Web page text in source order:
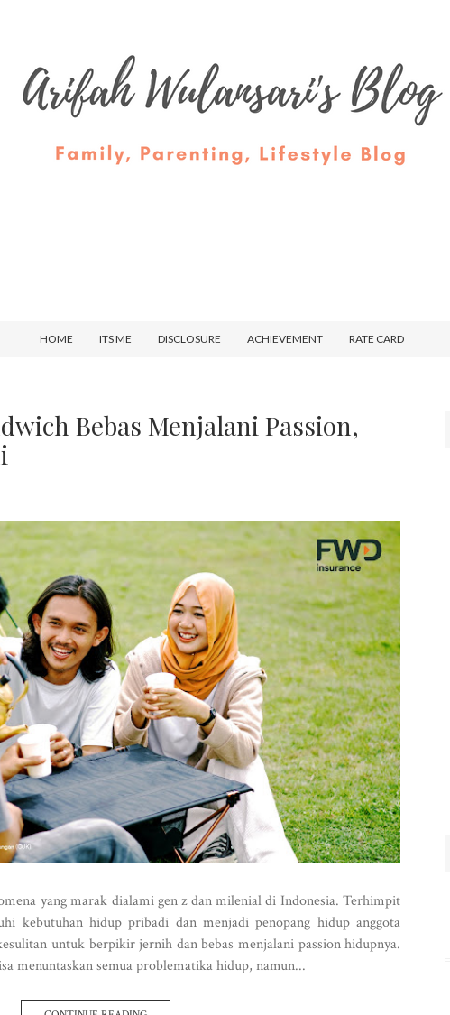
HOME ITS ME DISCLOSURE ACHIEVEMENT RATE CARD
Bebas Menjalani Passion,
yang marak dialami gen z dan milenial di Indonesia. Terhimpit
kebutuhan hidup pribadi dan menjadi penopang hidup anggota
untuk berpikir jernih dan bebas menjalani passion hidupnya.
menuntaskan semua problematika hidup, namun...